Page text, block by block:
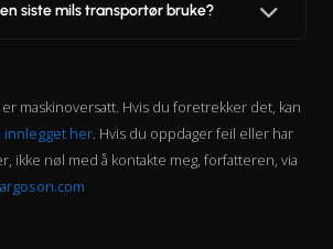
siste mils transportør bruke?
maskinoversatt. Hvis du foretrekker det, kan
innlegget her. Hvis du oppdager feil eller har
ikke nøl med å kontakte meg, forfatteren, via